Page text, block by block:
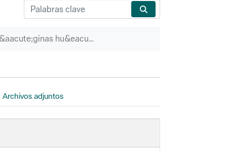
P&aacute;ginas hu&eacute;rfanas
Archivos adjuntos